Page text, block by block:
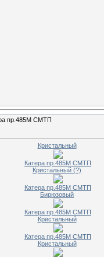
пр.485М СМТП
Кристальный
Катера пр.485М СМТП
Кристальный (?)
Катера пр.485М СМТП
Бирюзовый
Катера пр.485М СМТП
Кристальный
Катера пр.485М СМТП
Кристальный